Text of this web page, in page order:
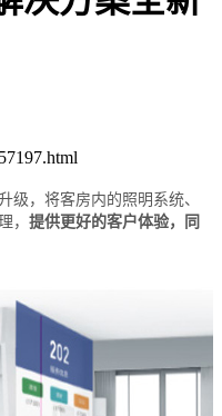
级，将客房内的照明系统、
， 提供更好的客户体验，同